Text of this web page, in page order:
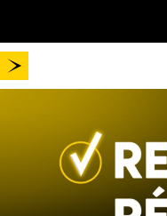
contenu